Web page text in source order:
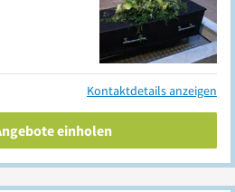
Kontaktdetails anzeigen
einholen